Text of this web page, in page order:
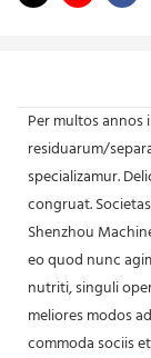
Per multos
residuarum/
specializamur.
congruat.
Shenzhou
eo quod nunc
nutriti, singuli
meliores modos
commoda sociis